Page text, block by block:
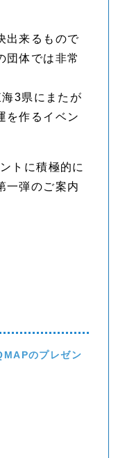
出来るもので
団体では非常
3県にまたが
を作るイベン
トに積極的に
一弾のご案内
のプレゼン